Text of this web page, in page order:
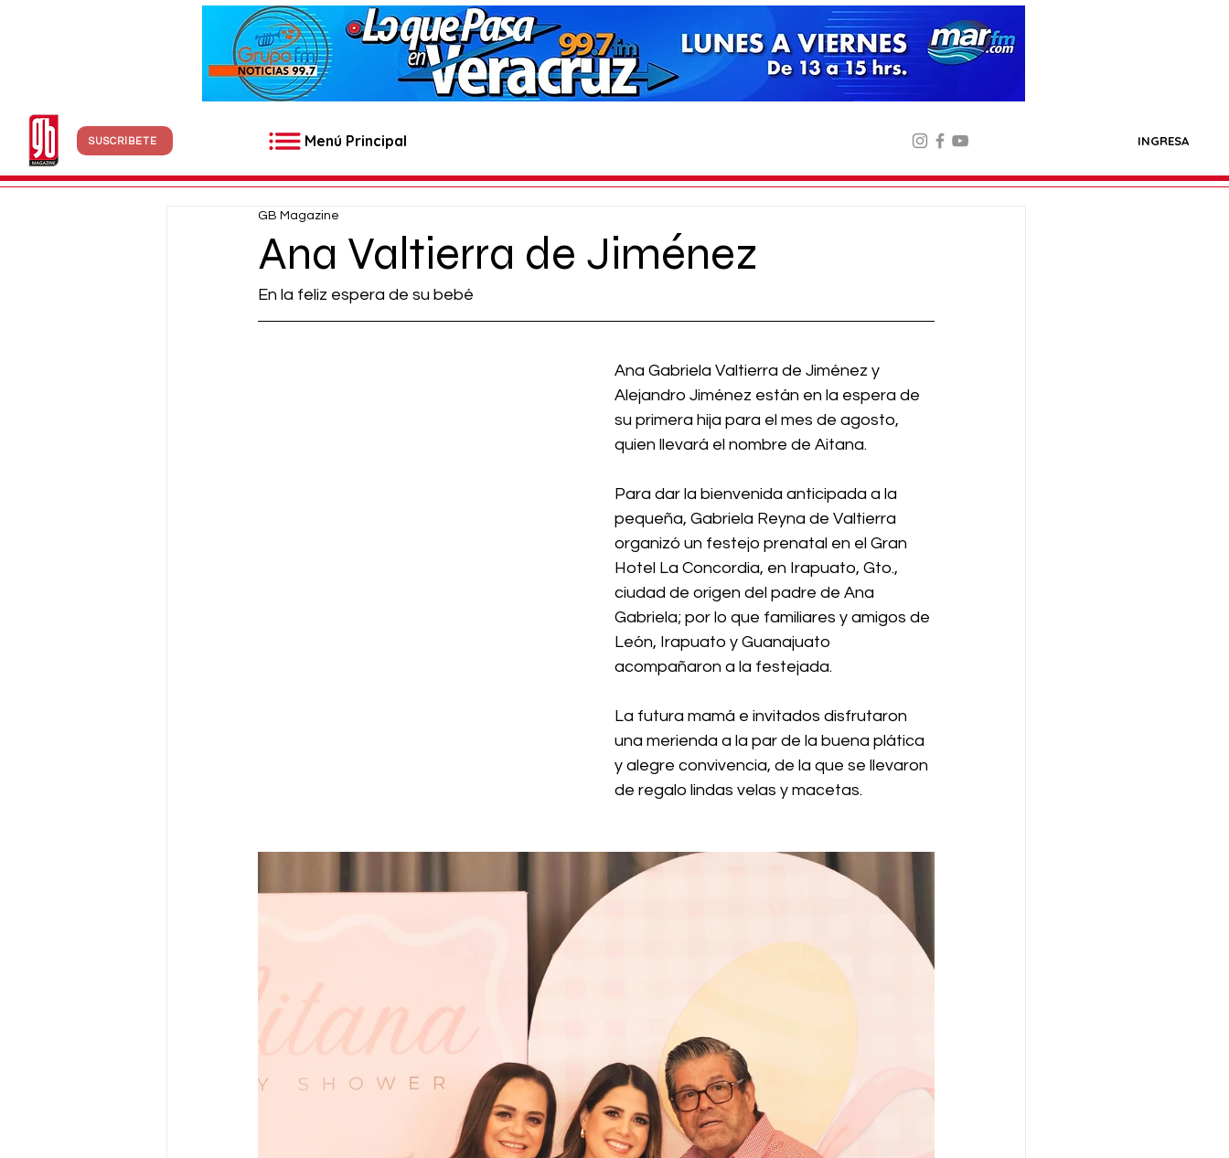
SUSCRÍBETE Menú Principal INGRESA
Ana Valtierra de Jiménez
GB Magazine
En la feliz espera de su bebé
Ana Gabriela Valtierra de Jiménez y
Alejandro Jiménez están en la espera de
su primera hija para el mes de agosto,
quien llevará el nombre de Aitana.
Para dar la bienvenida anticipada a la
pequeña, Gabriela Reyna de Valtierra
organizó un festejo prenatal en el Gran
Hotel La Concordia, en Irapuato, Gto.,
ciudad de origen del padre de Ana
Gabriela; por lo que familiares y amigos de
León, Irapuato y Guanajuato
acompañaron a la festejada.
La futura mamá e invitados disfrutaron
una merienda a la par de la buena plática
y alegre convivencia, de la que se llevaron
de regalo lindas velas y macetas.